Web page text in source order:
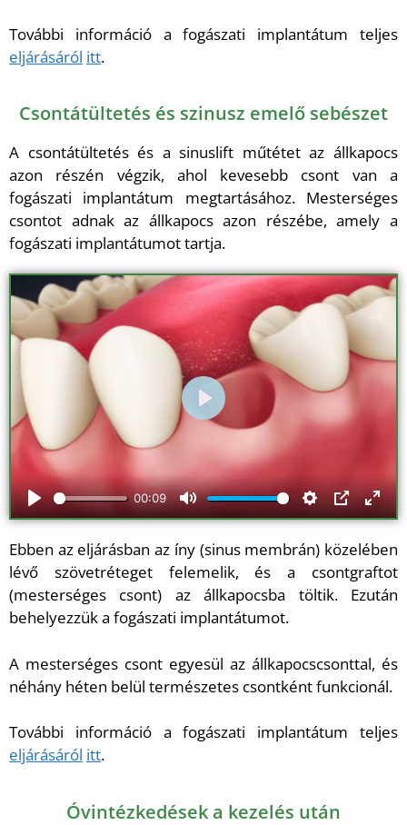
További információ a fogászati implantátum teljes
eljárásáról itt.
Csontátültetés és szinusz emelő sebészet
A csontátültetés és a sinuslift műtétet az állkapocs
azon részén végzik, ahol kevesebb csont van a
fogászati implantátum megtartásához. Mesterséges
csontot adnak az állkapocs azon részébe, amely a
fogászati implantátumot tartja.
Play
00:09
Mute Settings
PIP
Play
Ebben az eljárásban az íny (sinus membrán) közelében
lévő szövetréteget felemelik, és a csontgraftot
(mesterséges csont) az állkapocsba töltik. Ezután
behelyezzük a fogászati implantátumot.
A mesterséges csont egyesül az állkapocscsonttal, és
néhány héten belül természetes csontként funkcionál.
További információ a fogászati implantátum teljes
eljárásáról itt.
Óvintézkedések a kezelés után